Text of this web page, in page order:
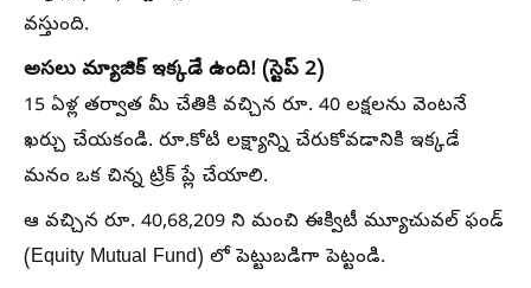
వస్తుంది.
అసలు మ్యాజిక్ ఇక్కడే ఉంది! (స్టెప్ 2)
15 ఏళ్ల తర్వాత మీ చేతికి వచ్చిన రూ. 40 లక్షలను వెంటనే
ఖర్చు చేయకండి. రూ.కోటి లక్ష్యాన్ని చేరుకోవడానికి ఇక్కడే
మనం ఒక చిన్న ట్రిక్ ప్లే చేయాలి.
ఆ వచ్చిన రూ. 40,68,209 ని మంచి ఈక్విటీ మ్యూచువల్ ఫండ్
(Equity Mutual Fund) లో పెట్టుబడిగా పెట్టండి.